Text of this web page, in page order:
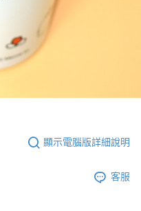
顯示電腦版詳細說明
客服